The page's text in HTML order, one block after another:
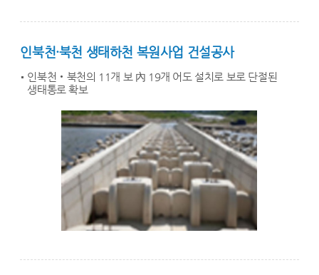
인북천·북천 생태하천 복원사업 건설공사
인북천‧북천의 11개 보 內 19개 어도 설치로 보로 단절된
생태통로 확보